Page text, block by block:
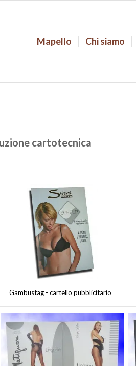
Mapello Chi siamo
cartotecnica
Gambustag - cartello pubblicitario